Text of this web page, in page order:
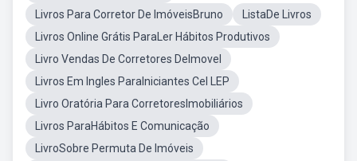
Livros Para Corretor De ImóveisBruno
ListaDe Livros
Livros Online Grátis ParaLer Hábitos Produtivos
Livro Vendas De Corretores DeImovel
Livros Em Ingles ParaIniciantes Cel LEP
Livro Oratória Para CorretoresImobiliários
Livros ParaHábitos E Comunicação
LivroSobre Permuta De Imóveis